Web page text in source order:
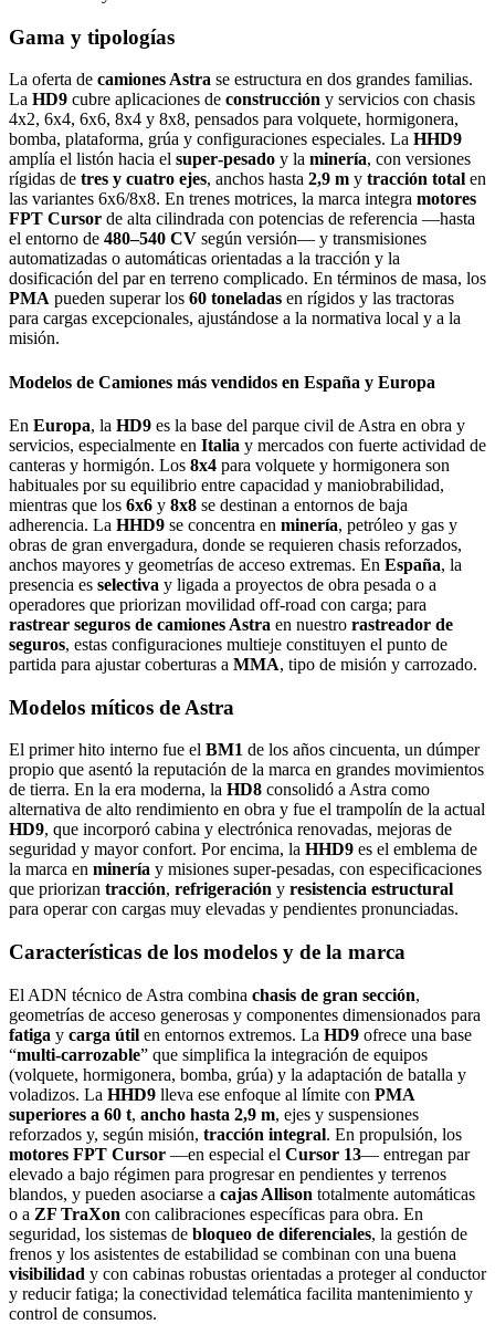
Gama y tipologías
La oferta de camiones Astra se estructura en dos grandes familias.
La HD9 cubre aplicaciones de construcción y servicios con chasis
4x2, 6x4, 6x6, 8x4 y 8x8, pensados para volquete, hormigonera,
bomba, plataforma, grúa y configuraciones especiales. La HHD9
amplía el listón hacia el super‑pesado y la minería, con versiones
rígidas de tres y cuatro ejes, anchos hasta 2,9 m y tracción total en
las variantes 6x6/8x8. En trenes motrices, la marca integra motores
FPT Cursor de alta cilindrada con potencias de referencia —hasta
el entorno de 480–540 CV según versión— y transmisiones
automatizadas o automáticas orientadas a la tracción y la
dosificación del par en terreno complicado. En términos de masa, los
PMA pueden superar los 60 toneladas en rígidos y las tractoras
para cargas excepcionales, ajustándose a la normativa local y a la
misión.
Modelos de Camiones más vendidos en España y Europa
En Europa, la HD9 es la base del parque civil de Astra en obra y
servicios, especialmente en Italia y mercados con fuerte actividad de
canteras y hormigón. Los 8x4 para volquete y hormigonera son
habituales por su equilibrio entre capacidad y maniobrabilidad,
mientras que los 6x6 y 8x8 se destinan a entornos de baja
adherencia. La HHD9 se concentra en minería, petróleo y gas y
obras de gran envergadura, donde se requieren chasis reforzados,
anchos mayores y geometrías de acceso extremas. En España, la
presencia es selectiva y ligada a proyectos de obra pesada o a
operadores que priorizan movilidad off‑road con carga; para
rastrear seguros de camiones Astra en nuestro rastreador de
seguros, estas configuraciones multieje constituyen el punto de
partida para ajustar coberturas a MMA, tipo de misión y carrozado.
Modelos míticos de Astra
El primer hito interno fue el BM1 de los años cincuenta, un dúmper
propio que asentó la reputación de la marca en grandes movimientos
de tierra. En la era moderna, la HD8 consolidó a Astra como
alternativa de alto rendimiento en obra y fue el trampolín de la actual
HD9, que incorporó cabina y electrónica renovadas, mejoras de
seguridad y mayor confort. Por encima, la HHD9 es el emblema de
la marca en minería y misiones super‑pesadas, con especificaciones
que priorizan tracción, refrigeración y resistencia estructural
para operar con cargas muy elevadas y pendientes pronunciadas.
Características de los modelos y de la marca
El ADN técnico de Astra combina chasis de gran sección,
geometrías de acceso generosas y componentes dimensionados para
fatiga y carga útil en entornos extremos. La HD9 ofrece una base
“multi‑carrozable” que simplifica la integración de equipos
(volquete, hormigonera, bomba, grúa) y la adaptación de batalla y
voladizos. La HHD9 lleva ese enfoque al límite con PMA
superiores a 60 t, ancho hasta 2,9 m, ejes y suspensiones
reforzados y, según misión, tracción integral. En propulsión, los
motores FPT Cursor —en especial el Cursor 13— entregan par
elevado a bajo régimen para progresar en pendientes y terrenos
blandos, y pueden asociarse a cajas Allison totalmente automáticas
o a ZF TraXon con calibraciones específicas para obra. En
seguridad, los sistemas de bloqueo de diferenciales, la gestión de
frenos y los asistentes de estabilidad se combinan con una buena
visibilidad y con cabinas robustas orientadas a proteger al conductor
y reducir fatiga; la conectividad telemática facilita mantenimiento y
control de consumos.